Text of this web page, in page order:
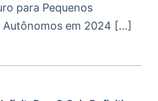
para Pequenos
Autônomos em 2024 […]